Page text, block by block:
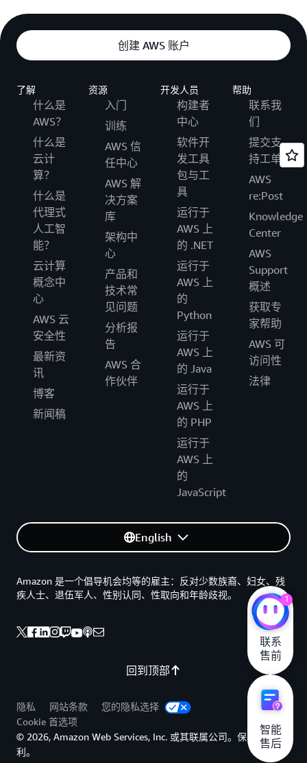
创建 AWS 账户
了解
什么是
AWS？
什么是
云计
算？
什么是
代理式
人工智
能？
云计算
概念中
心
AWS 云
安全性
最新资
讯
博客
新闻稿
资源
入门
训练
AWS 信
任中心
AWS 解
决方案
库
架构中
心
产品和
技术常
见问题
分析报
告
AWS 合
作伙伴
开发人员
构建者
中心
软件开
发工具
包与工
具
运行于
AWS 上
的 .NET
运行于
AWS 上
的
Python
运行于
AWS 上
的 Java
运行于
AWS 上
的 PHP
运行于
AWS 上
的
JavaScript
帮助
联系我
们
提交支
持工单
AWS
re:Post
Knowledge
Center
AWS
Support
概述
获取专
家帮助
AWS 可
访问性
法律
English
回到顶部
Amazon 是一个倡导机会均等的雇主：反对少数族裔、妇女、残
疾人士、退伍军人、性别认同、性取向和年龄歧视。
隐私 网站条款
您的隐私选择
Cookie 首选项
© 2026, Amazon Web Services, Inc. 或其联属公司。保留所有权
利。
1
联系
售前
智能
售后